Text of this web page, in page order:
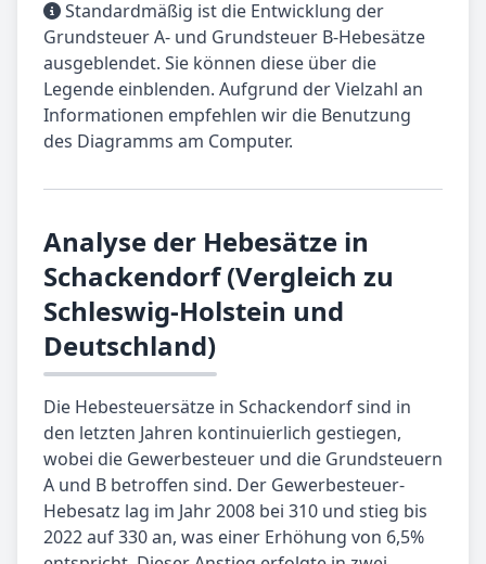
Standardmäßig ist die Entwicklung der
Grundsteuer A- und Grundsteuer B-Hebesätze
ausgeblendet. Sie können diese über die
Legende einblenden. Aufgrund der Vielzahl an
Informationen empfehlen wir die Benutzung
des Diagramms am Computer.
Analyse der Hebesätze in
Schackendorf (Vergleich zu
Schleswig-Holstein und
Deutschland)
Die Hebesteuersätze in Schackendorf sind in
den letzten Jahren kontinuierlich gestiegen,
wobei die Gewerbesteuer und die Grundsteuern
A und B betroffen sind. Der Gewerbesteuer-
Hebesatz lag im Jahr 2008 bei 310 und stieg bis
2022 auf 330 an, was einer Erhöhung von 6,5%